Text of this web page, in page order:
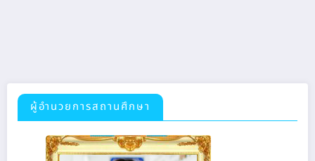
ผู้อำนวยการสถานศึกษา